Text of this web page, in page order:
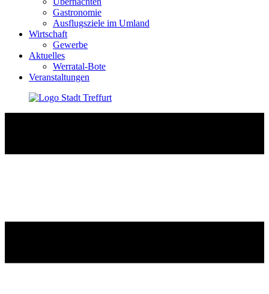
Gastronomie
Ausflugsziele im Umland
Wirtschaft
Gewerbe
Aktuelles
Werratal-Bote
Veranstaltungen